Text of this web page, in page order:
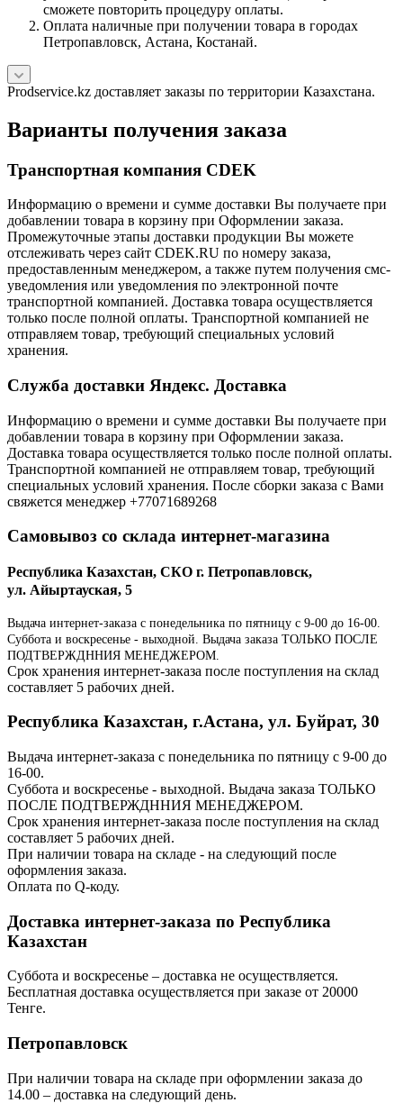
сможете повторить процедуру оплаты.
Оплата наличные при получении товара в городах
Петропавловск, Астана, Костанай.
Prodservice.kz доставляет заказы по территории Казахстана.
Варианты получения заказа
Транспортная компания CDEK
Информацию о времени и сумме доставки Вы получаете при
добавлении товара в корзину при Оформлении заказа.
Промежуточные этапы доставки продукции Вы можете
отслеживать через сайт CDEK.RU по номеру заказа,
предоставленным менеджером, а также путем получения смс-
уведомления или уведомления по электронной почте
транспортной компанией. Доставка товара осуществляется
только после полной оплаты. Транспортной компанией не
отправляем товар, требующий специальных условий
хранения.
Служба доставки Яндекс. Доставка
Информацию о времени и сумме доставки Вы получаете при
добавлении товара в корзину при Оформлении заказа.
Доставка товара осуществляется только после полной оплаты.
Транспортной компанией не отправляем товар, требующий
специальных условий хранения. После сборки заказа с Вами
свяжется менеджер +77071689268
Самовывоз со склада интернет-магазина
Республика Казахстан, СКО г. Петропавловск,
ул. Айыртауская, 5
Выдача интернет-заказа с понедельника по пятницу с 9-00 до 16-00.
Суббота и воскресенье - выходной. Выдача заказа ТОЛЬКО ПОСЛЕ
ПОДТВЕРЖДННИЯ МЕНЕДЖЕРОМ.
Срок хранения интернет-заказа после поступления на склад
составляет 5 рабочих дней.
Республика Казахстан, г.Астана, ул. Буйрат, 30
Выдача интернет-заказа с понедельника по пятницу с 9-00 до
16-00.
Суббота и воскресенье - выходной. Выдача заказа ТОЛЬКО
ПОСЛЕ ПОДТВЕРЖДННИЯ МЕНЕДЖЕРОМ.
Срок хранения интернет-заказа после поступления на склад
составляет 5 рабочих дней.
При наличии товара на складе - на следующий после
оформления заказа.
Оплата по Q-коду.
Доставка интернет-заказа по Республика
Казахстан
Суббота и воскресенье – доставка не осуществляется.
Бесплатная доставка осуществляется при заказе от 20000
Тенге.
Петропавловск
При наличии товара на складе при оформлении заказа до
14.00 – доставка на следующий день.